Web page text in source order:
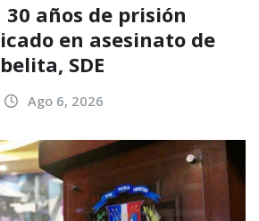
30 años de prisión
en asesinato de
SDE
Ago 6, 2026